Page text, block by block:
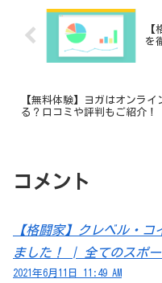
【
を
【無料体験】ヨガはオンライ
る？口コミや評判もご紹介！
コメント
【格闘家】クレベル・
ました！ | 全てのスポ
2021年6月11日 11:49 AM